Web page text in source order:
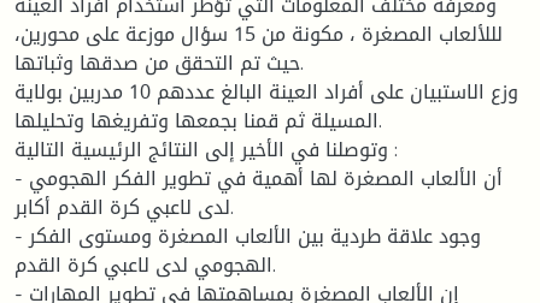
لللألعاب المصغرة ، مكونة من 15 سؤال موزعة على محورين،
حيث تم التحقق من صدقها وثباتها.
وزع الاستبيان على أفراد العينة البالغ عددهم 10 مدربين بولاية
المسيلة ثم قمنا بجمعها وتفريغها وتحليلها.
وتوصلنا في الأخير إلى النتائج الرئيسية التالية :
- أن الألعاب المصغرة لها أهمية في تطوير الفكر الهجومي
لدى لاعبي كرة القدم أكابر.
- وجود علاقة طردية بين الألعاب المصغرة ومستوى الفكر
الهجومي لدى لاعبي كرة القدم.
- إن الألعاب المصغرة بمساهمتها في تطوير المهارات